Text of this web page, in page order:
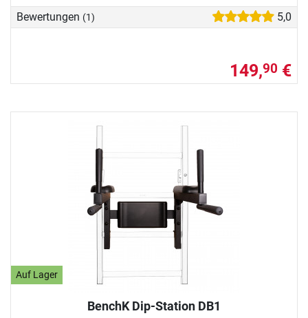
Bewertungen (1) 5,0
149,90 €
Auf Lager
BenchK Dip-Station DB1